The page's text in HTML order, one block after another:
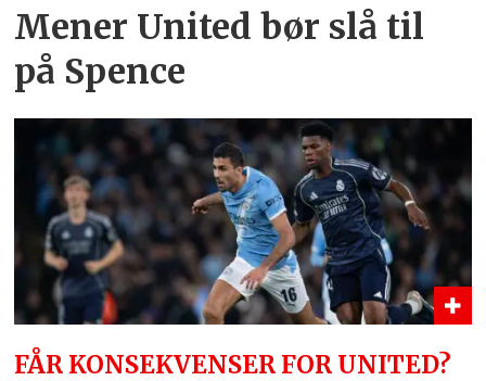
Mener United bør slå til
på Spence
FÅR KONSEKVENSER FOR UNITED?